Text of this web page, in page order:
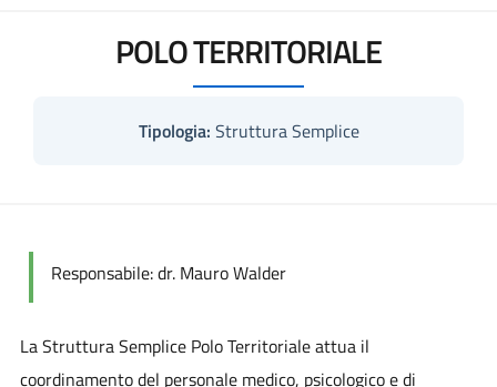
POLO TERRITORIALE
Tipologia: Struttura Semplice
Responsabile: dr. Mauro Walder
La Struttura Semplice Polo Territoriale attua il
coordinamento del personale medico, psicologico e di